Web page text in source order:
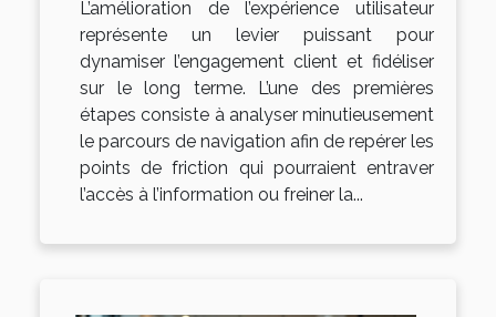
L’amélioration de l’expérience utilisateur
représente un levier puissant pour
dynamiser l’engagement client et fidéliser
sur le long terme. L’une des premières
étapes consiste à analyser minutieusement
le parcours de navigation afin de repérer les
points de friction qui pourraient entraver
l’accès à l’information ou freiner la...